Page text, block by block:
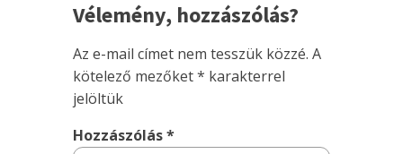
Vélemény, hozzászólás?
Az e-mail címet nem tesszük közzé. A
kötelező mezőket* karakterrel
jelöltük
Hozzászólás*